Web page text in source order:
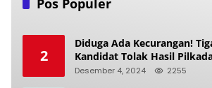
Pos Populer
2
Diduga Ada Kecurangan!
Kandidat Tolak Hasil
Desember 4, 2024 2255